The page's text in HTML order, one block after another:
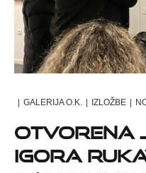
| GALERIJA O.K. | IZLOŽBE |
Otvorena
Igora